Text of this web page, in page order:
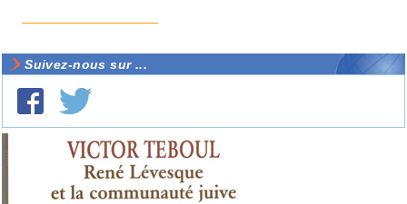
Suivez-nous sur ...